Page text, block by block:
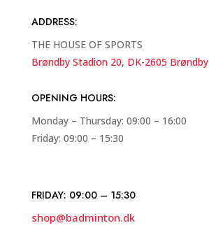
ADDRESS:
THE HOUSE OF SPORTS
Brøndby Stadion 20, DK-2605 Brøndby
OPENING HOURS:
Monday – Thursday: 09:00 – 16:00
Friday: 09:00 – 15:30
FRIDAY: 09:00 – 15:30
shop@badminton.dk